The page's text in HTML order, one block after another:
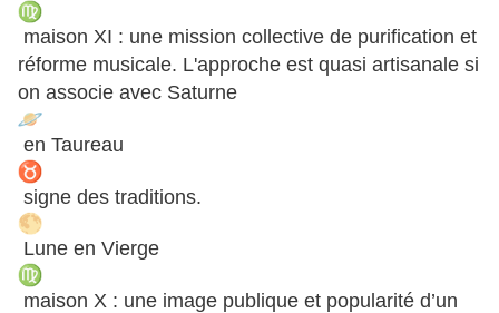
maison XI : une mission collective de purification et
réforme musicale. L'approche est quasi artisanale si
on associe avec Saturne
en Taureau
signe des traditions.
Lune en Vierge
maison X : une image publique et popularité d’un